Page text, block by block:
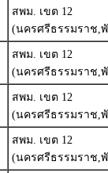
สพม. เขต 12
(นครศรีธรรมราช,
สพม. เขต 12
(นครศรีธรรมราช,
สพม. เขต 12
(นครศรีธรรมราช,
สพม. เขต 12
(นครศรีธรรมราช,